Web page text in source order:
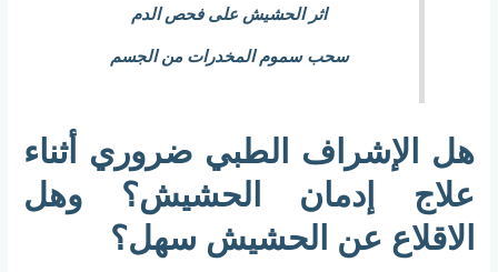
اثر الحشيش على فحص الدم
سحب سموم المخدرات من الجسم
هل الإشراف الطبي ضروري أثناء
علاج إدمان الحشيش؟ وهل
الاقلاع عن الحشيش سهل؟